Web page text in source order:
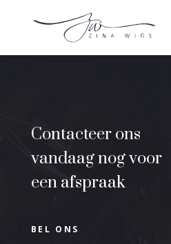
Contacteer ons
vandaag nog voor
een afspraak
BEL ONS